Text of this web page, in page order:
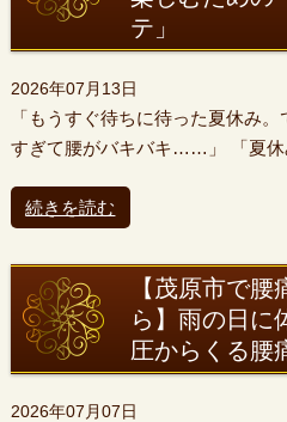
テ」
2026年07月13日
「もうすぐ待ちに待った夏休み
すぎて腰がバキバキ……」 「夏休
続きを読む
【茂原市で
ら】雨の日
圧からくる腰
2026年07月07日